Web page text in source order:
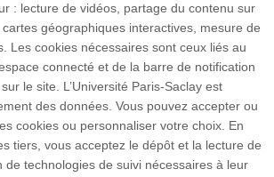
: lecture de vidéos, partage du contenu sur
géographiques interactives, mesure de
Les cookies nécessaires sont ceux liés au
connecté et de la barre de notification
le site. L’Université Paris-Saclay est
des données. Vous pouvez accepter ou
cookies ou personnaliser votre choix. En
tiers, vous acceptez le dépôt et la lecture de
de technologies de suivi nécessaires à leur